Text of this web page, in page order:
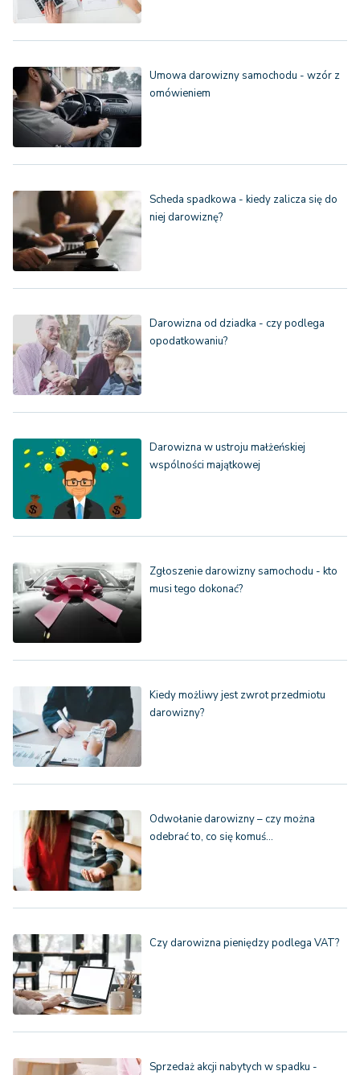
Umowa darowizny samochodu - wzór z
omówieniem
Scheda spadkowa - kiedy zalicza się do
niej darowiznę?
Darowizna od dziadka - czy podlega
opodatkowaniu?
Darowizna w ustroju małżeńskiej
wspólności majątkowej
Zgłoszenie darowizny samochodu - kto
musi tego dokonać?
Kiedy możliwy jest zwrot przedmiotu
darowizny?
Odwołanie darowizny – czy można
odebrać to, co się komuś…
Czy darowizna pieniędzy podlega VAT?
Sprzedaż akcji nabytych w spadku -